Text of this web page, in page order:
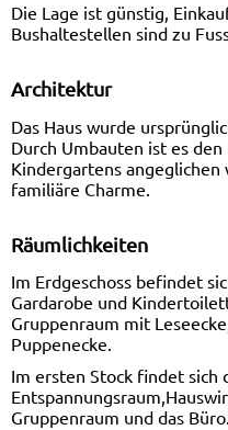
Die Lage ist günstig,
Bushaltestellen sind zu
Architektur
Das Haus wurde
Durch Umbauten ist es
Kindergartens
familiäre Charme.
Räumlichkeiten
Im Erdgeschoss befindet
Gardarobe und
Gruppenraum mit
Puppenecke.
Im ersten Stock findet sich
Gruppenraum und das Büro.